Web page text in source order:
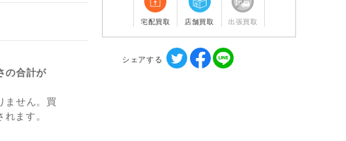
の合計が
ません。買
ます。
宅配買取 店舗買取 出張買取
シェアする